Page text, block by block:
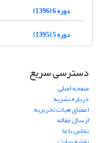
دوره 6 (1396)
دوره 5 (1395)
دسترسی سریع
صفحه اصلی
درباره نشریه
اعضای هیات تحریریه
ارسال مقاله
تماس با ما